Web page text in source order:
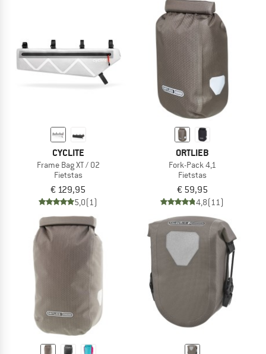
CYCLITE
Frame Bag XT / 02
Fietstas
€ 129,95
5,0(1)
ORTLIEB
Fork-Pack 4,1
Fietstas
€ 59,95
4,8(11)